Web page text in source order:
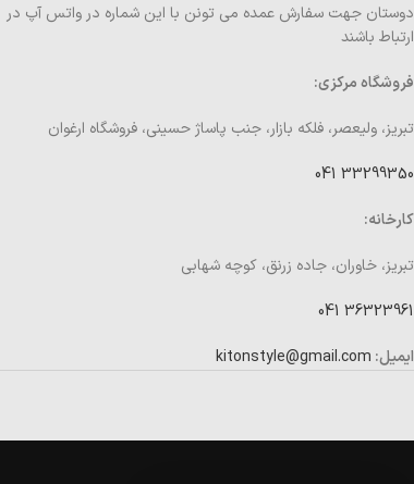
دوستان جهت سفارش عمده می تونن با این شماره در واتس آپ در
ارتباط باشند
فروشگاه مرکزی:
تبریز، ولیعصر، فلکه بازار، جنب پاساژ حسینی، فروشگاه ارغوان
33299350 041
کارخانه:
تبریز، خاوران، جاده زرنق، کوچه شهابی
36323961 041
ایمیل: kitonstyle@gmail.com